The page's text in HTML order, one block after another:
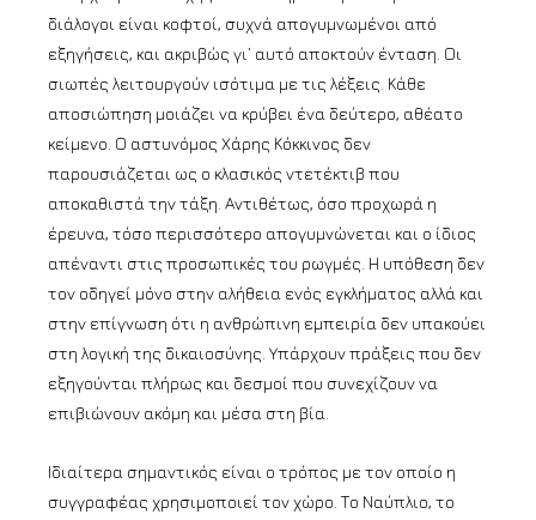
διάλογοι είναι κοφτοί, συχνά απογυμνωμένοι από
εξηγήσεις, και ακριβώς γι’ αυτό αποκτούν ένταση. Οι
σιωπές λειτουργούν ισότιμα με τις λέξεις. Κάθε
αποσιώπηση μοιάζει να κρύβει ένα δεύτερο, αθέατο
κείμενο. Ο αστυνόμος Χάρης Κόκκινος δεν
παρουσιάζεται ως ο κλασικός ντετέκτιβ που
αποκαθιστά την τάξη. Αντιθέτως, όσο προχωρά η
έρευνα, τόσο περισσότερο απογυμνώνεται και ο ίδιος
απέναντι στις προσωπικές του ρωγμές. Η υπόθεση δεν
τον οδηγεί μόνο στην αλήθεια ενός εγκλήματος αλλά και
στην επίγνωση ότι η ανθρώπινη εμπειρία δεν υπακούει
στη λογική της δικαιοσύνης. Υπάρχουν πράξεις που δεν
εξηγούνται πλήρως και δεσμοί που συνεχίζουν να
επιβιώνουν ακόμη και μέσα στη βία.
Ιδιαίτερα σημαντικός είναι ο τρόπος με τον οποίο η
συγγραφέας χρησιμοποιεί τον χώρο. Το Ναύπλιο, το